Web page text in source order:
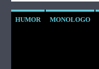
HUMOR MONOLOGO